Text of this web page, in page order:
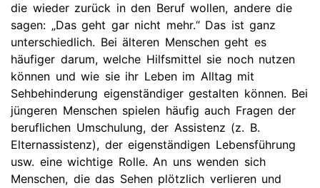
die wieder zurück in den Beruf wollen, andere die
sagen: „Das geht gar nicht mehr.“ Das ist ganz
unterschiedlich. Bei älteren Menschen geht es
häufiger darum, welche Hilfsmittel sie noch nutzen
können und wie sie ihr Leben im Alltag mit
Sehbehinderung eigenständiger gestalten können. Bei
jüngeren Menschen spielen häufig auch Fragen der
beruflichen Umschulung, der Assistenz (z. B.
Elternassistenz), der eigenständigen Lebensführung
usw. eine wichtige Rolle. An uns wenden sich
Menschen, die das Sehen plötzlich verlieren und